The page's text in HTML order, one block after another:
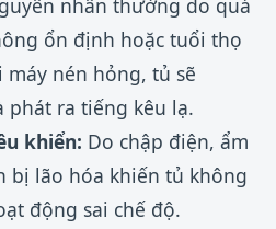
nhân thường do quá
ổn định hoặc tuổi thọ
nén hỏng, tủ sẽ
phát ra tiếng kêu lạ.
khiển: Do chập điện, ẩm
bị lão hóa khiến tủ không
động sai chế độ.